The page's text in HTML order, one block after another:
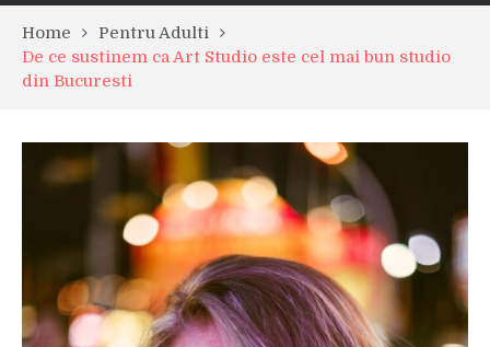
Home
Pentru Adulti
De ce sustinem ca Art Studio este cel mai bun studio
din Bucuresti